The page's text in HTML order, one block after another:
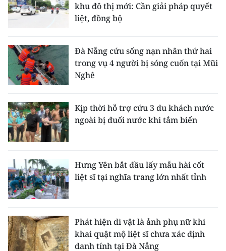
khu đô thị mới: Cần giải pháp quyết
liệt, đồng bộ
Đà Nẵng cứu sống nạn nhân thứ hai
trong vụ 4 người bị sóng cuốn tại Mũi
Nghê
Kịp thời hỗ trợ cứu 3 du khách nước
ngoài bị đuối nước khi tắm biển
Hưng Yên bắt đầu lấy mẫu hài cốt
liệt sĩ tại nghĩa trang lớn nhất tỉnh
Phát hiện di vật là ảnh phụ nữ khi
khai quật mộ liệt sĩ chưa xác định
danh tính tại Đà Nẵng